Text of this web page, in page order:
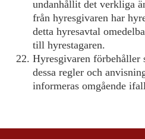
undanhållit det verkliga
från hyresgivaren har
detta hyresavtal
till hyrestagaren.
Hyresgivaren förbehåller
dessa regler och
informeras omgående